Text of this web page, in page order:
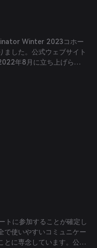
トウェアエンジニアとし
Winter 2023コホー
ました。公式ウェブサイト
年8月に立ち上げら
成功しました。iOS版の
に開始される予定で、当
に参加することが確定し
で使いやすいコミュニケー
とに専念しています。公式